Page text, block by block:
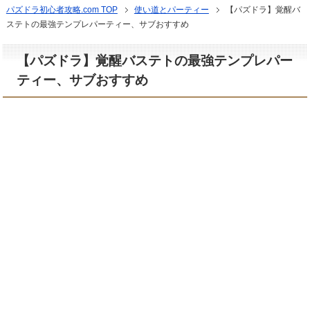
パズドラ初心者攻略.com TOP 使い道とパーティー
【パズドラ】覚醒バ
ステトの最強テンプレパーティー、サブおすすめ
【パズドラ】覚醒バステトの最強テンプレパー
ティー、サブおすすめ